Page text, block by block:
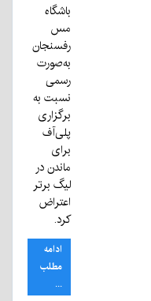
باشگاه
مس
رفسنجان
به‌صورت
رسمی
نسبت به
برگزاری
پلی‌آف
برای
ماندن در
لیگ برتر
اعتراض
کرد.
ادامه
مطلب
...